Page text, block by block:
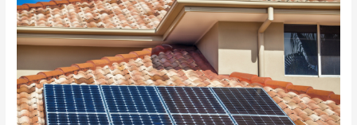
Panel
Surya
100
untuk
Solusi
Listrik